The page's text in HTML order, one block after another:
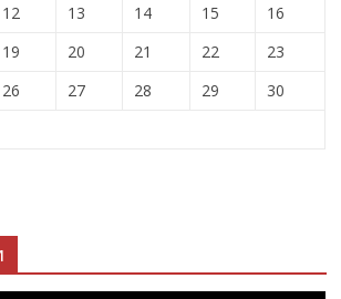
12 13 14 15
16
19 20 21 22
23
26 27 28 29
30